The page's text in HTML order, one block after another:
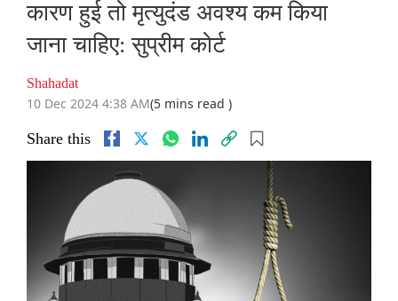
कारण हुई तो मृत्युदंड अवश्य कम किया
जाना चाहिए: सुप्रीम कोर्ट
Shahadat
10 Dec 2024 4:38 AM(5 mins read )
Share this